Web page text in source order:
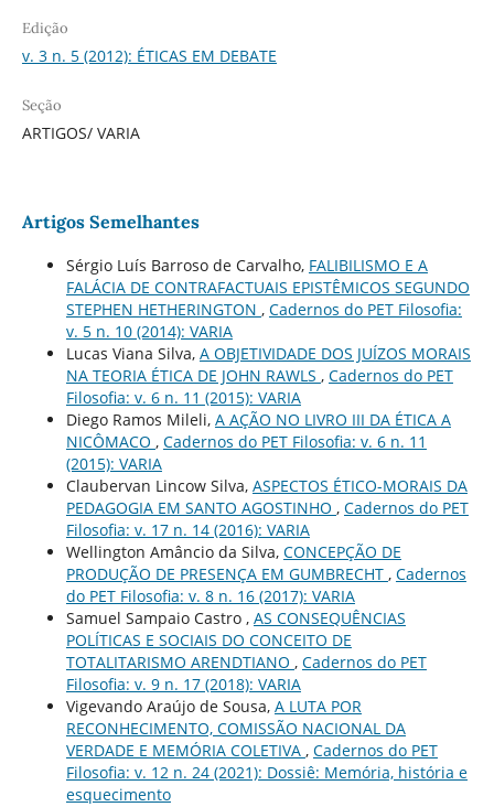
Edição
v. 3 n. 5 (2012): ÉTICAS EM DEBATE
Seção
ARTIGOS/ VARIA
Artigos Semelhantes
Sérgio Luís Barroso de Carvalho, FALIBILISMO E A
FALÁCIA DE CONTRAFACTUAIS EPISTÊMICOS SEGUNDO
STEPHEN HETHERINGTON , Cadernos do PET Filosofia:
v. 5 n. 10 (2014): VARIA
Lucas Viana Silva, A OBJETIVIDADE DOS JUÍZOS MORAIS
NA TEORIA ÉTICA DE JOHN RAWLS , Cadernos do PET
Filosofia: v. 6 n. 11 (2015): VARIA
Diego Ramos Mileli, A AÇÃO NO LIVRO III DA ÉTICA A
NICÔMACO , Cadernos do PET Filosofia: v. 6 n. 11
(2015): VARIA
Claubervan Lincow Silva, ASPECTOS ÉTICO-MORAIS DA
PEDAGOGIA EM SANTO AGOSTINHO , Cadernos do PET
Filosofia: v. 17 n. 14 (2016): VARIA
Wellington Amâncio da Silva, CONCEPÇÃO DE
PRODUÇÃO DE PRESENÇA EM GUMBRECHT , Cadernos
do PET Filosofia: v. 8 n. 16 (2017): VARIA
Samuel Sampaio Castro , AS CONSEQUÊNCIAS
POLÍTICAS E SOCIAIS DO CONCEITO DE
TOTALITARISMO ARENDTIANO , Cadernos do PET
Filosofia: v. 9 n. 17 (2018): VARIA
Vigevando Araújo de Sousa, A LUTA POR
RECONHECIMENTO, COMISSÃO NACIONAL DA
VERDADE E MEMÓRIA COLETIVA , Cadernos do PET
Filosofia: v. 12 n. 24 (2021): Dossiê: Memória, história e
esquecimento